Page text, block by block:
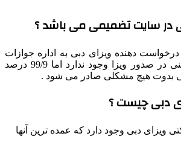
در سایت تضمیمی می باشد ؟
دهنده ویزای دبی به اداره جوازات
دبی می باشد و تضمینی در صدور ویزا وجود ندارد اما 99/9 درصد
بدوت هیچ مشکلی صادر می شود .
دبی چیست ؟
ویزای دبی وجود دارد که عمده ترین آنها